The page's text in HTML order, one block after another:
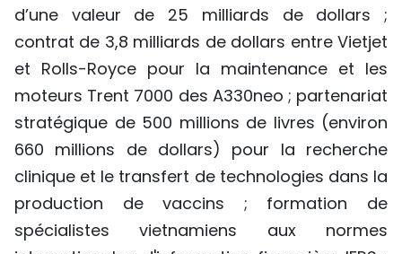
d’une valeur de 25 milliards de dollars ;
contrat de 3,8 milliards de dollars entre Vietjet
et Rolls-Royce pour la maintenance et les
moteurs Trent 7000 des A330neo ; partenariat
stratégique de 500 millions de livres (environ
660 millions de dollars) pour la recherche
clinique et le transfert de technologies dans la
production de vaccins ; formation de
spécialistes vietnamiens aux normes